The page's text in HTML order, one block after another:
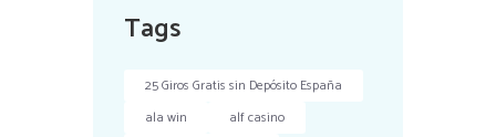
Tags
25 Giros Gratis sin Depósito España
ala win
alf casino